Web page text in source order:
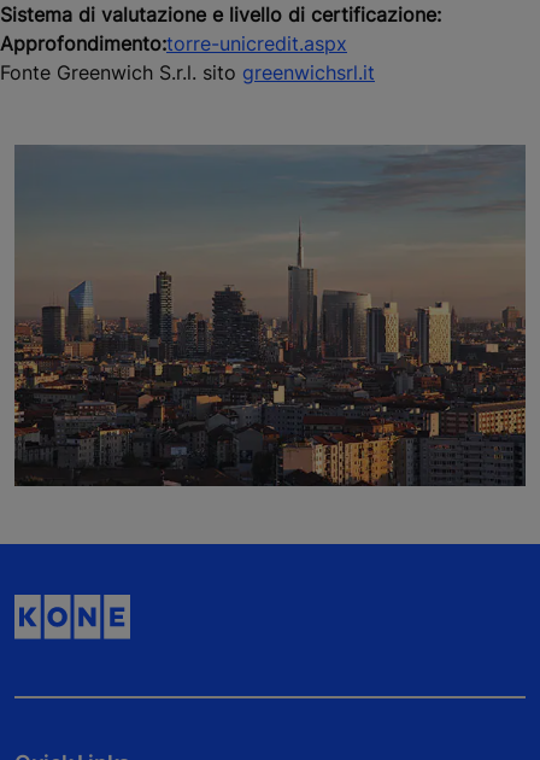
Sistema di valutazione e livello di certificazione:
Approfondimento:torre-unicredit.aspx
Fonte Greenwich S.r.l. sito greenwichsrl.it